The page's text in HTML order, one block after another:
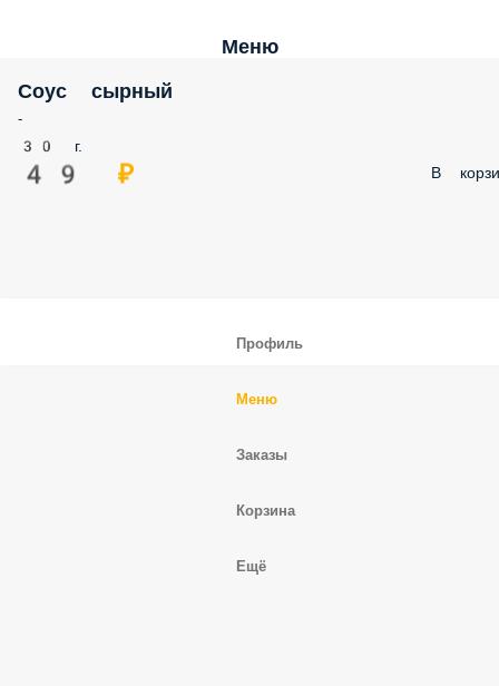
Меню
Соус сырный
-
30 г.
49 ₽ В
Профиль
Меню
Заказы
Корзина
Ещё